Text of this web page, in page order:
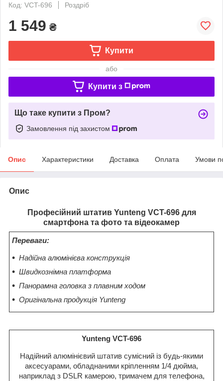
Код: VCT-696
Роздріб
1 549 ₴
Купити
або
Купити з
Що таке купити з Пром?
Замовлення під захистом
Опис Характеристики Доставка Оплата Умови
Опис
Професійний штатив Yunteng VCT-696 для
смартфона та фото та відеокамер
Переваги:
Надійна алюмінієва конструкція
Швидкознімна платформа
Панорамна головка з плавним ходом
Оригінальна продукція Yunteng
Yunteng VCT-696
Надійний алюмінієвий штатив сумісний із будь-якими
аксесуарами, обладнаними кріпленням 1/4 дюйма,
наприклад з DSLR камерою, тримачем для телефона,